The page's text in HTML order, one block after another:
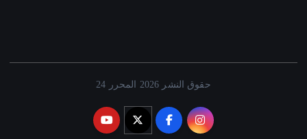
حقوق النشر 2026 المحرر 24